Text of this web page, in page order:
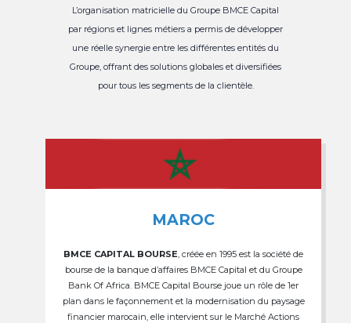
L’organisation matricielle du Groupe BMCE Capital
par régions et lignes métiers a permis de développer
une réelle synergie entre les différentes entités du
Groupe, offrant des solutions globales et diversifiées
pour tous les segments de la clientèle.
MAROC
BMCE CAPITAL BOURSE , créée en 1995 est la société de
bourse de la banque d’affaires BMCE Capital et du Groupe
Bank Of Africa. BMCE Capital Bourse joue un rôle de 1er
plan dans le façonnement et la modernisation du paysage
financier marocain, elle intervient sur le Marché Actions